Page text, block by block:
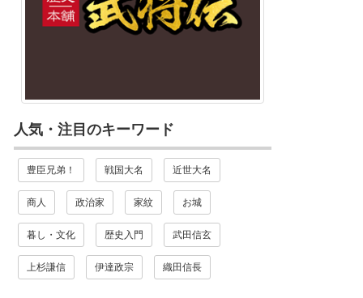
人気・注目のキーワード
豊臣兄弟！ 戦国大名 近世大名
商人 政治家 家紋 お城
暮し・文化 歴史入門 武田信玄
上杉謙信 伊達政宗 織田信長